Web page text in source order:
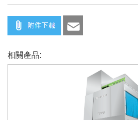
相關產品: